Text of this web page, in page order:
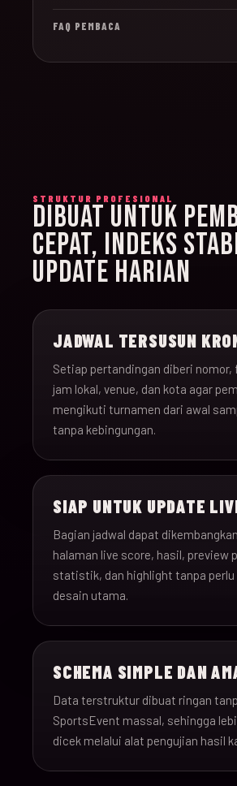
FAQ PEMBACA
STRUKTUR PROFESIONAL
DIBUAT UNTUK
CEPAT, INDEKS
UPDATE HARIAN
JADWAL TERSUSUN
Setiap pertandingan diberi nomor,
jam lokal, venue, dan kota agar
mengikuti turnamen dari awal
tanpa kebingungan.
SIAP UNTUK UPDATE
Bagian jadwal dapat
halaman live score, hasil, preview
statistik, dan highlight tanpa perlu
desain utama.
SCHEMA SIMPLE DAN
Data terstruktur dibuat ringan
SportsEvent massal, sehingga
dicek melalui alat pengujian hasil